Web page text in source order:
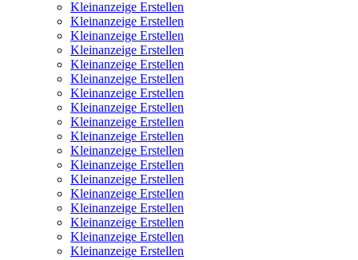
Kleinanzeige Erstellen
Kleinanzeige Erstellen
Kleinanzeige Erstellen
Kleinanzeige Erstellen
Kleinanzeige Erstellen
Kleinanzeige Erstellen
Kleinanzeige Erstellen
Kleinanzeige Erstellen
Kleinanzeige Erstellen
Kleinanzeige Erstellen
Kleinanzeige Erstellen
Kleinanzeige Erstellen
Kleinanzeige Erstellen
Kleinanzeige Erstellen
Kleinanzeige Erstellen
Kleinanzeige Erstellen
Kleinanzeige Erstellen
Kleinanzeige Erstellen